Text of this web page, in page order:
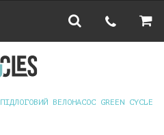
ПІДЛОГОВИЙ ВЕЛОНАСОС GREEN CYCLE